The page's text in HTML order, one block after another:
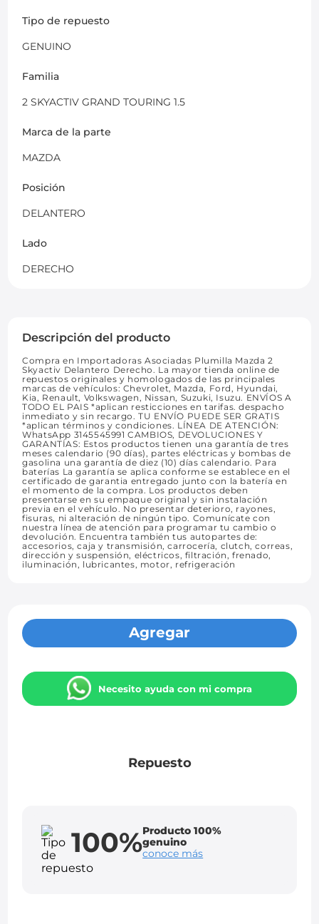
Tipo de repuesto
GENUINO
Familia
2 SKYACTIV GRAND TOURING 1.5
Marca de la parte
MAZDA
Posición
DELANTERO
Lado
DERECHO
Descripción del producto
Compra en Importadoras Asociadas Plumilla Mazda 2
Skyactiv Delantero Derecho. La mayor tienda online de
repuestos originales y homologados de las principales
marcas de vehículos: Chevrolet, Mazda, Ford, Hyundai,
Kia, Renault, Volkswagen, Nissan, Suzuki, Isuzu. ENVÍOS A
TODO EL PAIS *aplican resticciones en tarifas. despacho
inmediato y sin recargo. TU ENVÍO PUEDE SER GRATIS
*aplican términos y condiciones. LÍNEA DE ATENCIÓN:
WhatsApp 3145545991 CAMBIOS, DEVOLUCIONES Y
GARANTÍAS: Estos productos tienen una garantía de tres
meses calendario (90 días), partes eléctricas y bombas de
gasolina una garantía de diez (10) días calendario. Para
baterías La garantía se aplica conforme se establece en el
certificado de garantia entregado junto con la batería en
el momento de la compra. Los productos deben
presentarse en su empaque original y sin instalación
previa en el vehículo. No presentar deterioro, rayones,
fisuras, ni alteración de ningún tipo. Comunícate con
nuestra línea de atención para programar tu cambio o
devolución. Encuentra también tus autopartes de:
accesorios, caja y transmisión, carrocería, clutch, correas,
dirección y suspensión, eléctricos, filtración, frenado,
iluminación, lubricantes, motor, refrigeración
Agregar
Necesito ayuda con mi compra
Repuesto
100%Producto 100%
genuino
conoce más